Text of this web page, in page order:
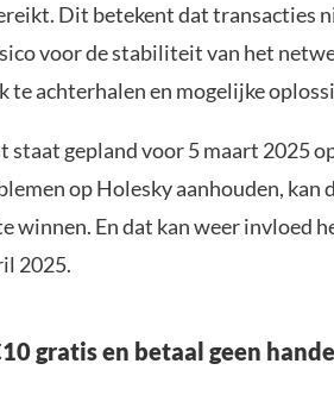
Dit betekent dat transacties
voor de stabiliteit van het
te achterhalen en mogelijke
staat gepland voor 5 maart 2025
op Holesky aanhouden, kan
winnen. En dat kan weer invloed
2025.
gratis en betaal geen